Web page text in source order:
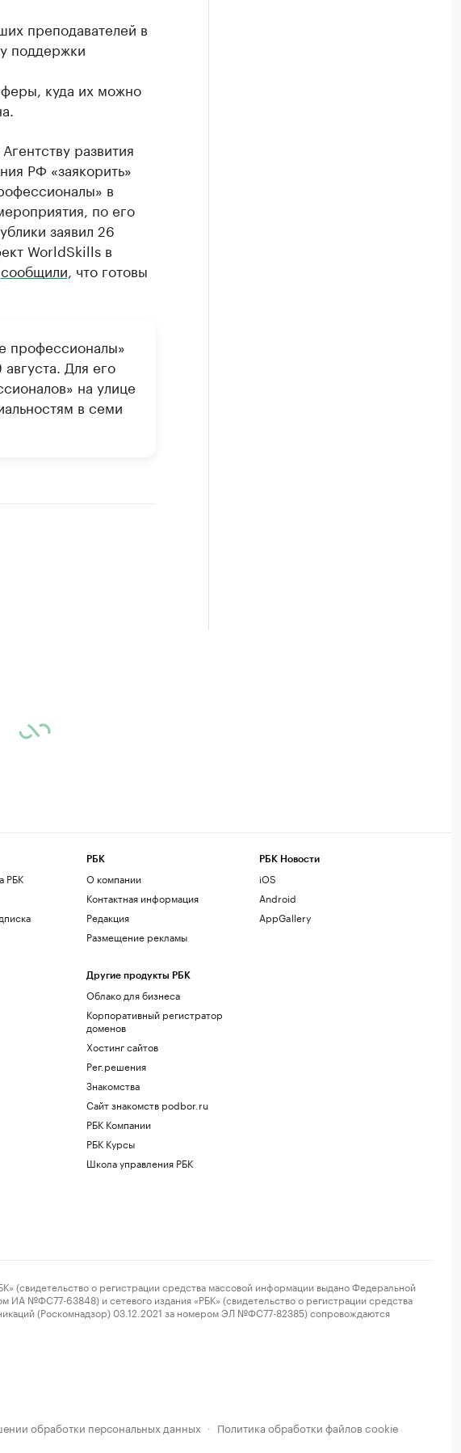
преподавателей в
поддержки
куда их можно
развития
РФ «заякорить»
в
по его
заявил 26
WorldSkills в
сообщили , что готовы
профессионалы»
Для его
на улице
в семи
РБК
РБК
О компании
Контактная информация
Редакция
Размещение рекламы
Другие продукты РБК
Облако для бизнеса
Корпоративный регистратор
доменов
Хостинг сайтов
Рег.решения
Знакомства
Сайт знакомств podbor.ru
РБК Компании
РБК Курсы
Школа управления РБК
РБК Новости
iOS
Android
AppGallery
о регистрации средства массовой информации выдано Федеральной
№ФС77-63848) и сетевого издания «РБК» (свидетельство о регистрации средства
(Роскомнадзор) 03.12.2021 за номером ЭЛ №ФС77-82385) сопровождаются
обработки персональных данных · Политика обработки файлов cookie